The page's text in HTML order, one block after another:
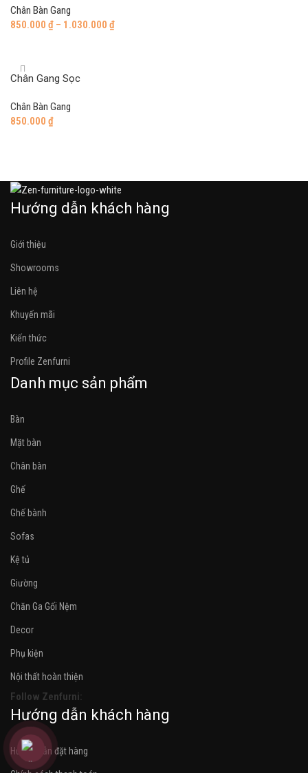
Chân Bàn Gang
850.000 ₫ – 1.030.000 ₫
Chân Gang Sọc
Chân Bàn Gang
850.000 ₫
Hướng dẫn khách hàng
Giới thiệu
Showrooms
Liên hệ
Khuyến mãi
Kiến thức
Profile Zenfurni
Danh mục sản phẩm
Bàn
Mặt bàn
Chân bàn
Ghế
Ghế bành
Sofas
Kệ tủ
Giường
Chăn Ga Gối Nệm
Decor
Phụ kiện
Nội thất hoàn thiện
Follow Zenfurni:
Hướng dẫn khách hàng
Hướng dẫn đặt hàng